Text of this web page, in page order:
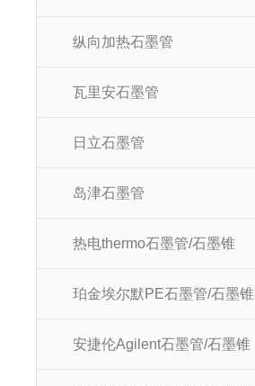
纵向加热石墨管
瓦里安石墨管
日立石墨管
岛津石墨管
热电thermo石墨管/石墨锥
珀金埃尔默PE石墨管/石墨锥
安捷伦Agilent石墨管/石墨锥